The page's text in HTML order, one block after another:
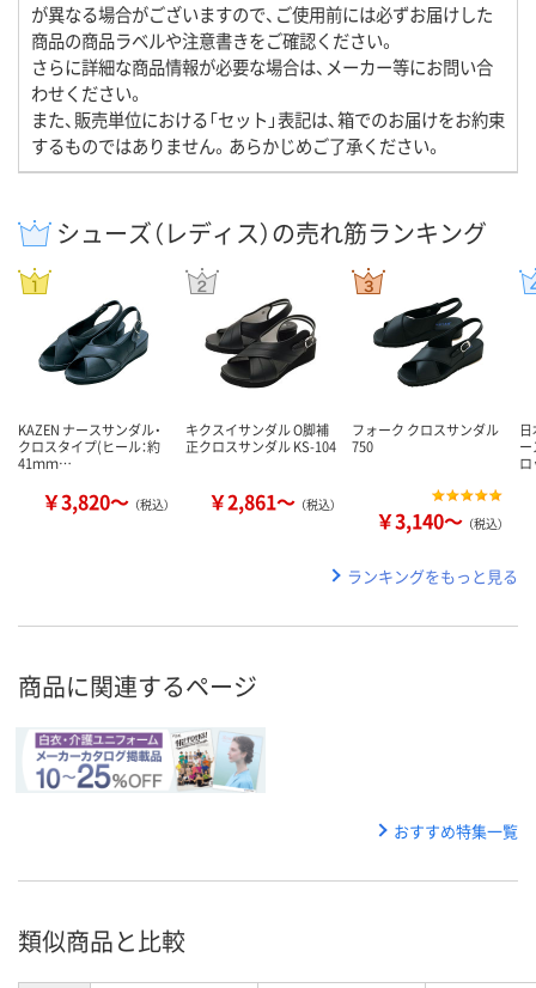
が異なる場合がございますので、ご使用前には必ずお届けした
商品の商品ラベルや注意書きをご確認ください。
さらに詳細な商品情報が必要な場合は、メーカー等にお問い合
わせください。
また、販売単位における「セット」表記は、箱でのお届けをお約束
するものではありません。あらかじめご了承ください。
シューズ（レディス）の売れ筋ランキング
KAZEN ナースサンダル・
クロスタイプ(ヒール：約
41ｍｍ…
￥3,820～ （税込）
キクスイサンダル O脚補
正クロスサンダル KS-104
￥2,861～ （税込）
フォーク クロスサンダル
750
￥3,140～ （税込）
ランキングをもっと見る
商品に関連するページ
おすすめ特集一覧
類似商品と比較